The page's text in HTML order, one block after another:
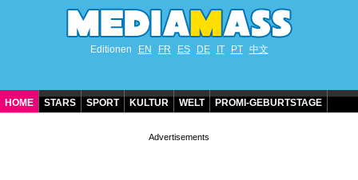
Editionen EN FR ES DE IT PT 中文
HOME STARS SPORT KULTUR WELT PROMI-GEBURTSTAGE